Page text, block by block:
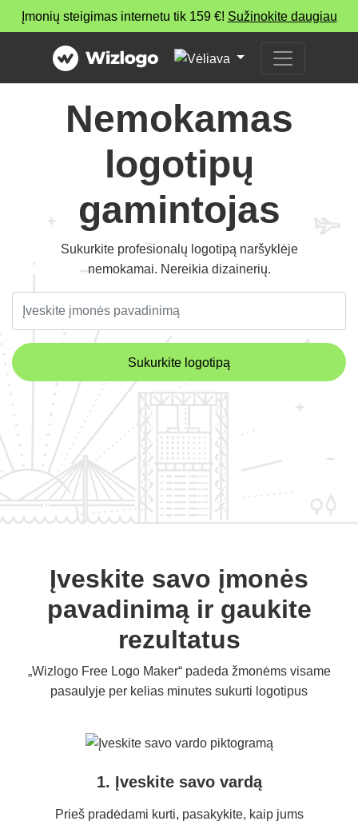
Įmonių steigimas internetu tik 159 €! Sužinokite daugiau
Nemokamas
logotipų
gamintojas
Sukurkite profesionalų logotipą naršyklėje
nemokamai. Nereikia dizainerių.
Sukurkite logotipą
Įveskite savo įmonės
pavadinimą ir gaukite
rezultatus
„Wizlogo Free Logo Maker“ padeda žmonėms visame
pasaulyje per kelias minutes sukurti logotipus
1. Įveskite savo vardą
Prieš pradėdami kurti, pasakykite, kaip jums